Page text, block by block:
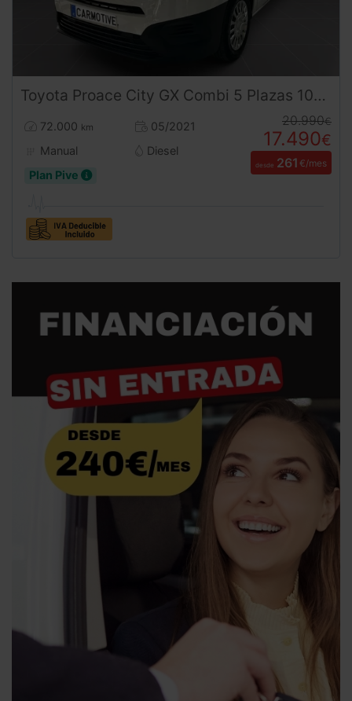
Toyota Proace City GX Combi 5 Plazas 102CV | Desde 260€/mes
72.000 km
05/2021
Manual
Diesel
Plan Pive
20.990€
17.490€
desde 261 €/mes